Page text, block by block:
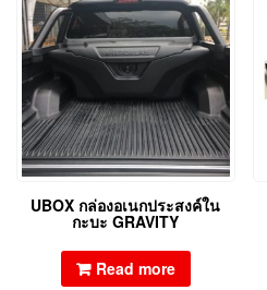
UBOX กล่องอเนกประสงค์ใน
กะบะ GRAVITY
Read more